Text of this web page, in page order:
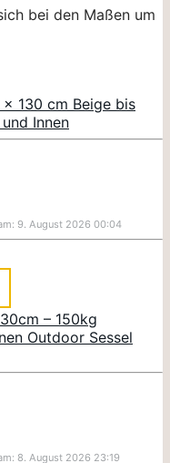
bei den Maßen um
130 cm Beige bis
Innen
9. August 2026 00:04
– 150kg
Outdoor Sessel
8. August 2026 23:19